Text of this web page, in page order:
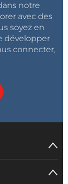
notre
avec des
soyez en
développer
connecter,